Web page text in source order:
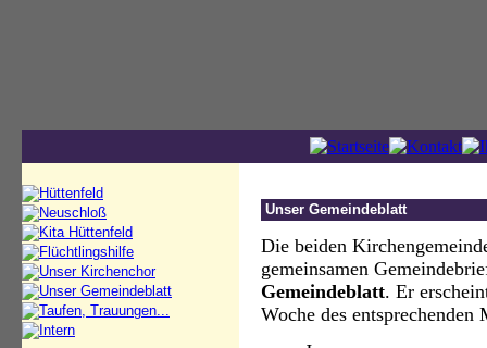
Unser Gemeindeblatt
Die beiden
gemeinsamen
Gemeindeblatt. Er
Woche des entsprechenden